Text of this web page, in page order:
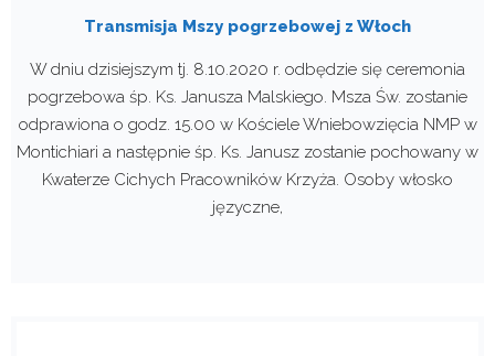
Transmisja Mszy pogrzebowej z Włoch
W dniu dzisiejszym tj. 8.10.2020 r. odbędzie się ceremonia
pogrzebowa śp. Ks. Janusza Malskiego. Msza Św. zostanie
odprawiona o godz. 15.00 w Kościele Wniebowzięcia NMP w
Montichiari a następnie śp. Ks. Janusz zostanie pochowany w
Kwaterze Cichych Pracowników Krzyża. Osoby włosko
języczne,